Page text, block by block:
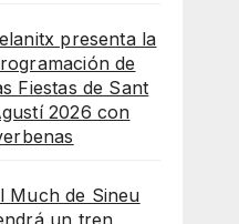
presenta la
de
Fiestas de Sant
2026 con
Much de Sineu
un tren